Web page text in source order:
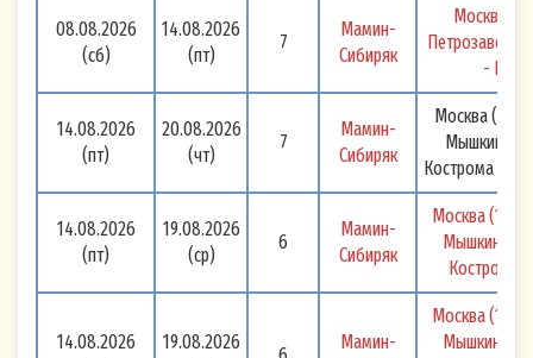
08.08.2026
(сб)
14.08.2026
(пт)
7
Мамин-
Сибиряк
Москва
-
14.08.2026
(пт)
20.08.2026
(чт)
7
Мамин-
Сибиряк
Москва (1,5
Мышкин -
Кострома -
14.08.2026
(пт)
19.08.2026
(ср)
6
Мамин-
Сибиряк
Москва (1,5
Мышкин -
Кострома
14.08.2026
19.08.2026
Мамин-
Москва (1,5
Мышкин -
данных (Cookie)
Настоящим я, физическое лицо,
идентифицирующееся в настоящем Согласии
по адресу электронной почты (и/или номеру
мобильного телефона), указанных мной при